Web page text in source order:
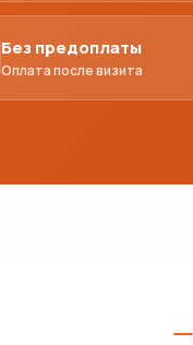
Без предоплаты
Оплата после визита